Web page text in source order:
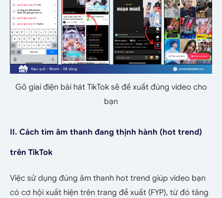
Gõ giai điện bài hát TikTok sẽ đề xuất đúng video cho
bạn
II. Cách tìm âm thanh đang thịnh hành (hot trend)
trên TikTok
Việc sử dụng đúng âm thanh hot trend giúp video bạn
có cơ hội xuất hiện trên trang đề xuất (FYP), từ đó tăng